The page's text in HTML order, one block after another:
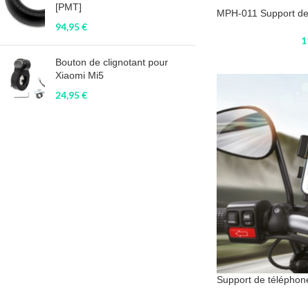
[PMT]
94,95€
Bouton de clignotant pour
Xiaomi Mi5
24,95€
MPH-011 Support
Support de